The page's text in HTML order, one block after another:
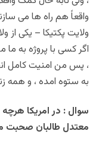
واقعاً هم راه ها می
ولایت پکتیکا – یکی از
اگر کسی با پروژه به
، پس من امنیت کامل
به ستوه امده ، و همه
سوال : در امریکا
معتدل طالبان صحبت